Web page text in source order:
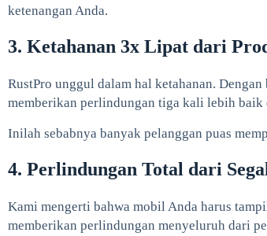
ketenangan Anda.
3. Ketahanan 3x Lipat dari
RustPro unggul dalam hal ketahanan.
memberikan perlindungan tiga kali lebih
Inilah sebabnya banyak pelanggan puas
4. Perlindungan Total dari
Kami mengerti bahwa mobil Anda harus
memberikan perlindungan menyeluruh dari